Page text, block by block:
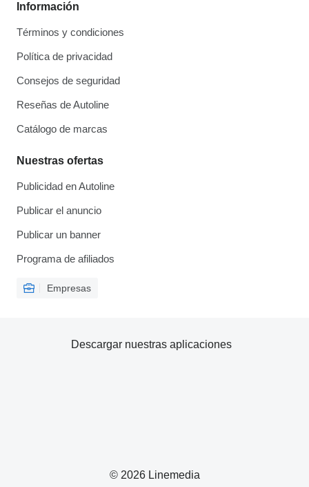
Información
Términos y condiciones
Política de privacidad
Consejos de seguridad
Reseñas de Autoline
Catálogo de marcas
Nuestras ofertas
Publicidad en Autoline
Publicar el anuncio
Publicar un banner
Programa de afiliados
Empresas
© 2026 Linemedia
Descargar nuestras aplicaciones